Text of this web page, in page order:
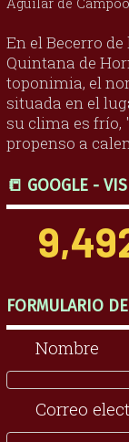
Aguilar de Campoo
En el Becerro
Quintana de
toponimia, el
situada en el
su clima es frío,
propenso a
📒 GOOGLE -
FORMULARIO
Nombre
Correo